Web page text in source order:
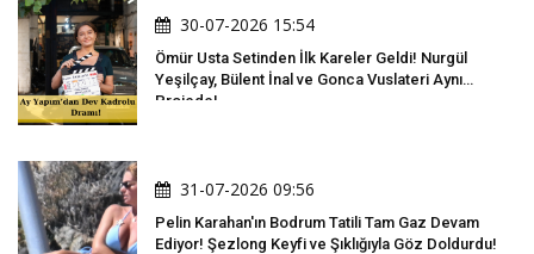
30-07-2026 15:54
Ömür Usta Setinden İlk Kareler Geldi! Nurgül
Yeşilçay, Bülent İnal ve Gonca Vuslateri Aynı
Projede!
31-07-2026 09:56
Pelin Karahan'ın Bodrum Tatili Tam Gaz Devam
Ediyor! Şezlong Keyfi ve Şıklığıyla Göz Doldurdu!